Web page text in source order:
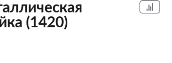
(1420)